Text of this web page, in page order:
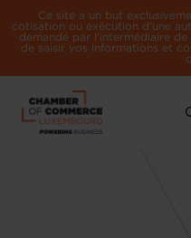
Ce site a un but
cotisation ou exécution d'une
demandé par l'intermédiaire
de saisir vos informations et